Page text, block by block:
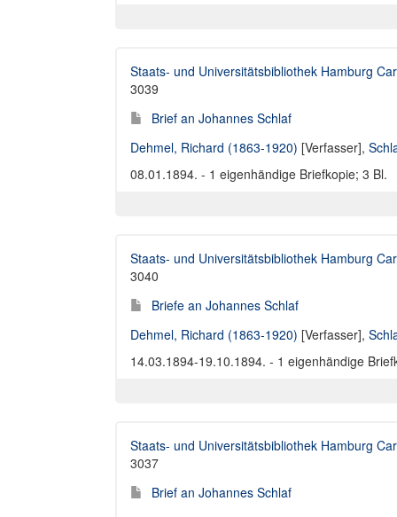
Staats- und Universitätsbibliothek Hamburg
3039
Brief an Johannes Schlaf
Dehmel, Richard (1863-1920) [Verfasser],
08.01.1894. - 1 eigenhändige Briefkopie; 3 Bl.
Staats- und Universitätsbibliothek Hamburg
3040
Briefe an Johannes Schlaf
Dehmel, Richard (1863-1920) [Verfasser],
14.03.1894-19.10.1894. - 1 eigenhändige
Staats- und Universitätsbibliothek Hamburg
3037
Brief an Johannes Schlaf